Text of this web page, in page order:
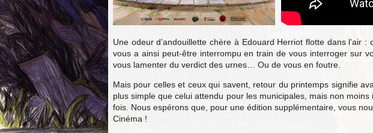
Une odeur d’andouillette chère à Edouard Herriot flotte dans
vous a ainsi peut-être interrompu en train de vous interroger sur
vous lamenter du verdict des urnes… Ou de vous en foutre.
Mais pour celles et ceux qui savent, retour du printemps signifie
plus simple que celui attendu pour les municipales, mais non
fois. Nous espérons que, pour une édition supplémentaire, vous
Cinéma !